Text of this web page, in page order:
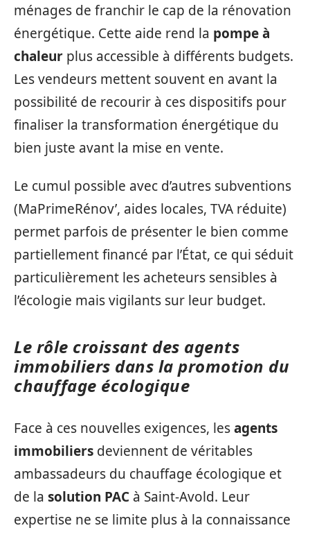
ménages de franchir le cap de la rénovation
énergétique. Cette aide rend la pompe à
chaleur plus accessible à différents budgets.
Les vendeurs mettent souvent en avant la
possibilité de recourir à ces dispositifs pour
finaliser la transformation énergétique du
bien juste avant la mise en vente.
Le cumul possible avec d’autres subventions
(MaPrimeRénov’, aides locales, TVA réduite)
permet parfois de présenter le bien comme
partiellement financé par l’État, ce qui séduit
particulièrement les acheteurs sensibles à
l’écologie mais vigilants sur leur budget.
Le rôle croissant des agents
immobiliers dans la promotion du
chauffage écologique
Face à ces nouvelles exigences, lesagents
immobiliers deviennent de véritables
ambassadeurs du chauffage écologique et
de la solution PAC à Saint-Avold. Leur
expertise ne se limite plus à la connaissance